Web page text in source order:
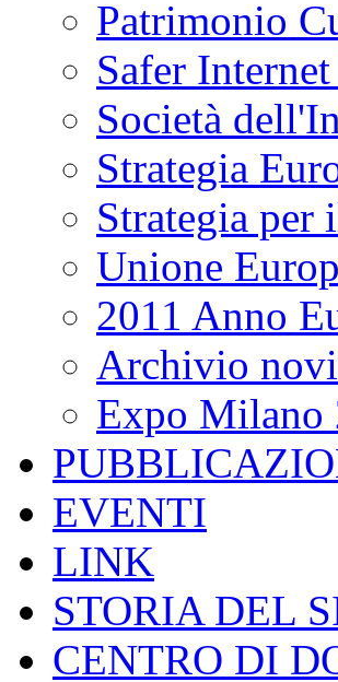
Patrimonio
Safer
Società
Strategia
Strategia per
Unione
2011 Anno
Archivio
Expo Milano
EVENTI
LINK
STORIA DEL
CENTRO DI